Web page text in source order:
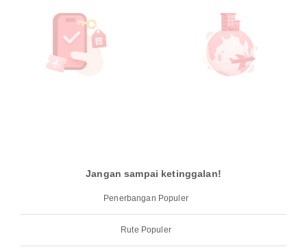
Jangan sampai ketinggalan!
Penerbangan Populer
Rute Populer